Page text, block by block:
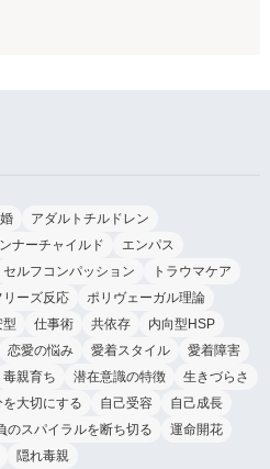
アダルトチルドレン
ナーチャイルド
エンパス
セルフコンパッション
トラウマケア
リーズ反応
ポリヴェーガル理論
型 仕事術 共依存
内向型HSP
恋愛の悩み 愛着スタイル
愛着障害
毒親育ち 潜在意識の特徴
生きづらさ
を大切にする 自己受容
自己成長
のスパイラルを断ち切る
運命開花
隠れ毒親